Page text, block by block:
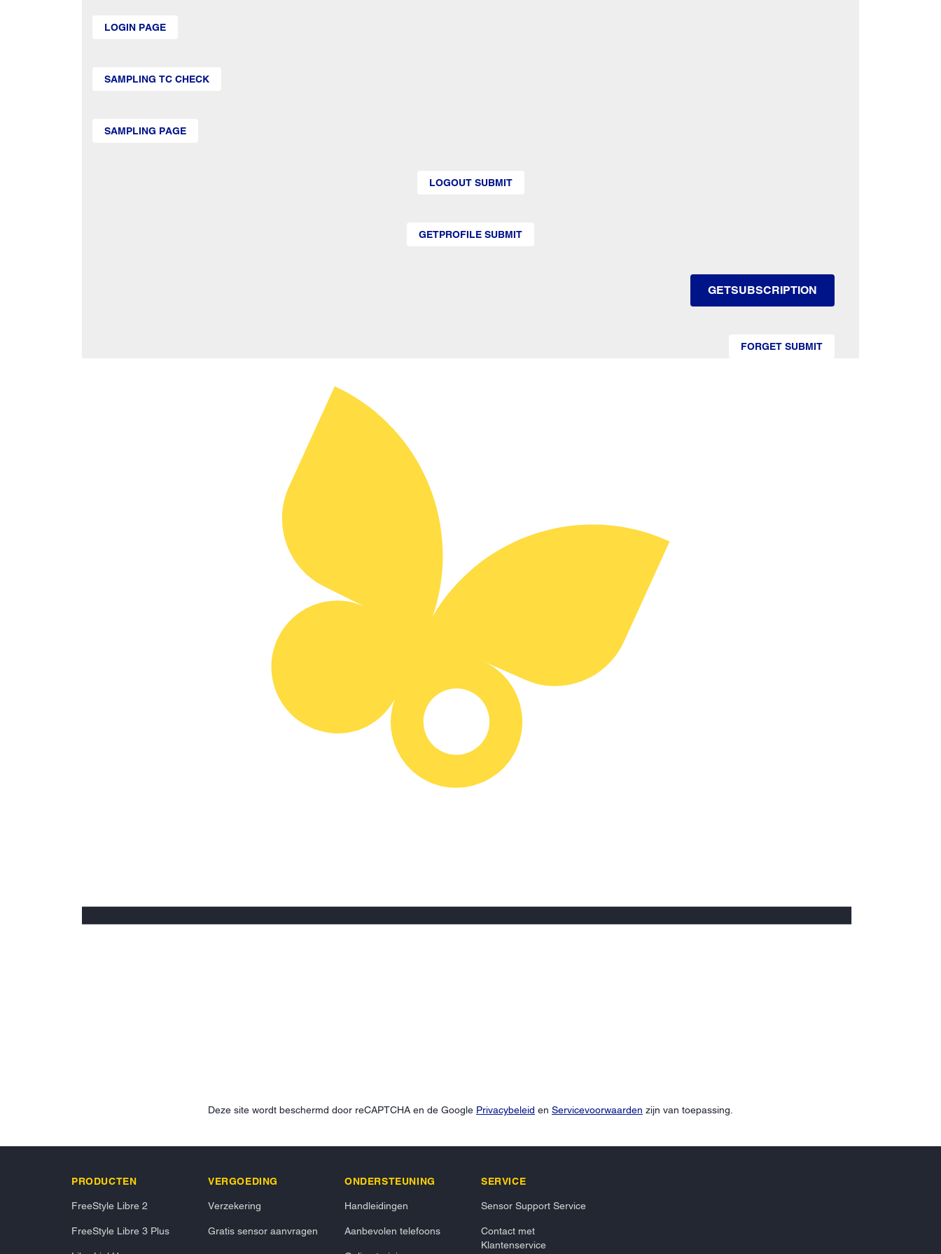
LOGIN PAGE
SAMPLING TC CHECK
SAMPLING PAGE
LOGOUT SUBMIT
GETPROFILE SUBMIT
GETSUBSCRIPTION
FORGET SUBMIT
Deze site wordt beschermd door reCAPTCHA en de Google Privacybeleid en Servicevoorwaarden zijn van toepassing.
PRODUCTEN
FreeStyle Libre 2
FreeStyle Libre 3 Plus
VERGOEDING
Verzekering
Gratis sensor aanvragen
ONDERSTEUNING
Handleidingen
Aanbevolen telefoons
SERVICE
Sensor Support Service
Contact met
Klantenservice